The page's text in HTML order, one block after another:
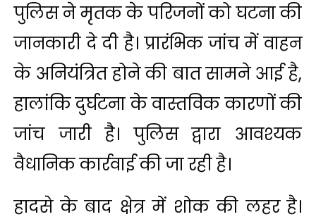
पुलिस ने मृतक के परिजनों को घटना की
जानकारी दे दी है। प्रारंभिक जांच में वाहन
के अनियंत्रित होने की बात सामने आई है,
हालांकि दुर्घटना के वास्तविक कारणों की
जांच जारी है। पुलिस द्वारा आवश्यक
वैधानिक कार्रवाई की जा रही है।
हादसे के बाद क्षेत्र में शोक की लहर है।